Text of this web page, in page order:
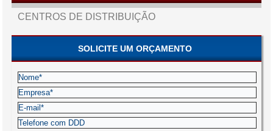
CENTROS DE DISTRIBUIÇÃO
SOLICITE UM ORÇAMENTO